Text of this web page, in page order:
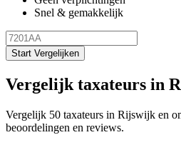
Snel & gemakkelijk
Start Vergelijken
Vergelijk taxateurs in
Vergelijk 50 taxateurs in Rijswijk en
beoordelingen en reviews.